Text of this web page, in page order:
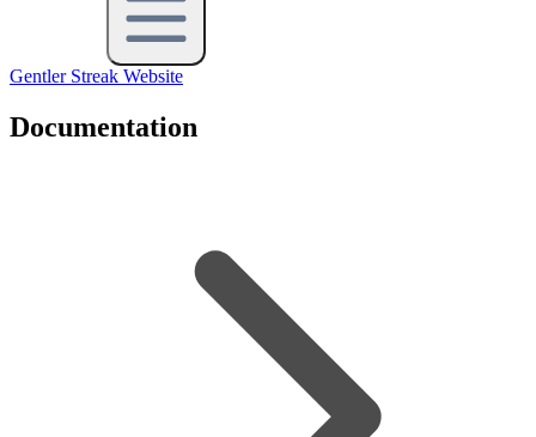
Gentler Streak Website
Documentation